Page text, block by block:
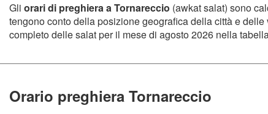
Gli orari di preghiera a Tornareccio (awkat salat) sono
tengono conto della posizione geografica della città e
completo delle salat per il mese di agosto 2026 nella
Orario preghiera Tornareccio